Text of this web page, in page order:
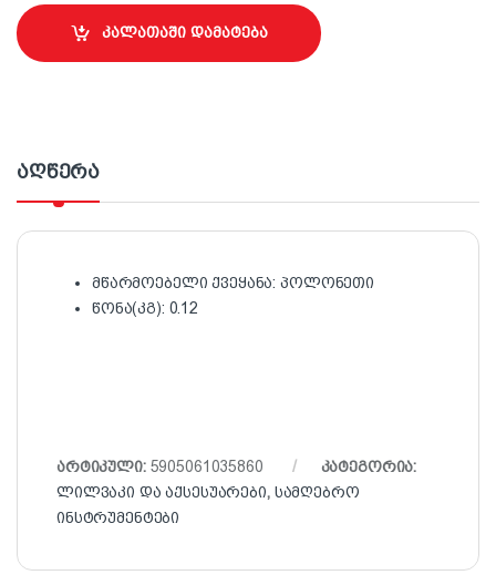
კალათაში დამატება
აღწერა
მწარმოებელი ქვეყანა: პოლონეთი
წონა(კგ): 0.12
არტიკული: 5905061035860
კატეგორია:
ლილვაკი და აქსესუარები, სამღებრო
ინსტრუმენტები